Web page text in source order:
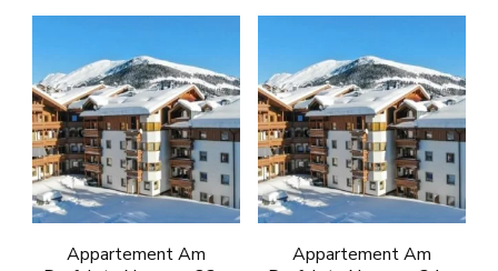
Appartement Am
Appartement Am